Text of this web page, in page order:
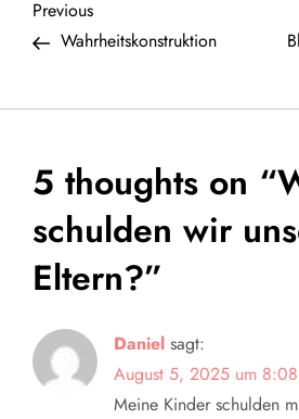
B
i
t
r
a
g
s
Previous
Post
Previous
Wahrheitskonstruktion
5 thoughts on “
schulden wir
Eltern?”
Daniel sagt:
August 5, 2025 um
Meine Kinder schulden